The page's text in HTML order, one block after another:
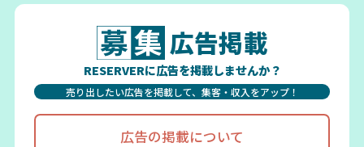
広告掲載
RESERVERに広告を掲載しませんか？
売り出したい広告を掲載して、集客・収入をアップ！
広告の掲載について